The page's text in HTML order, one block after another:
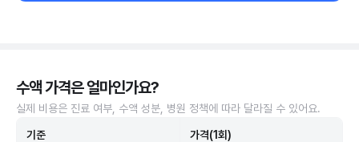
수액 가격은 얼마인가요?
실제 비용은 진료 여부, 수액 성분, 병원 정책에 따라 달라질 수 있어요.
기준 가격(1회)